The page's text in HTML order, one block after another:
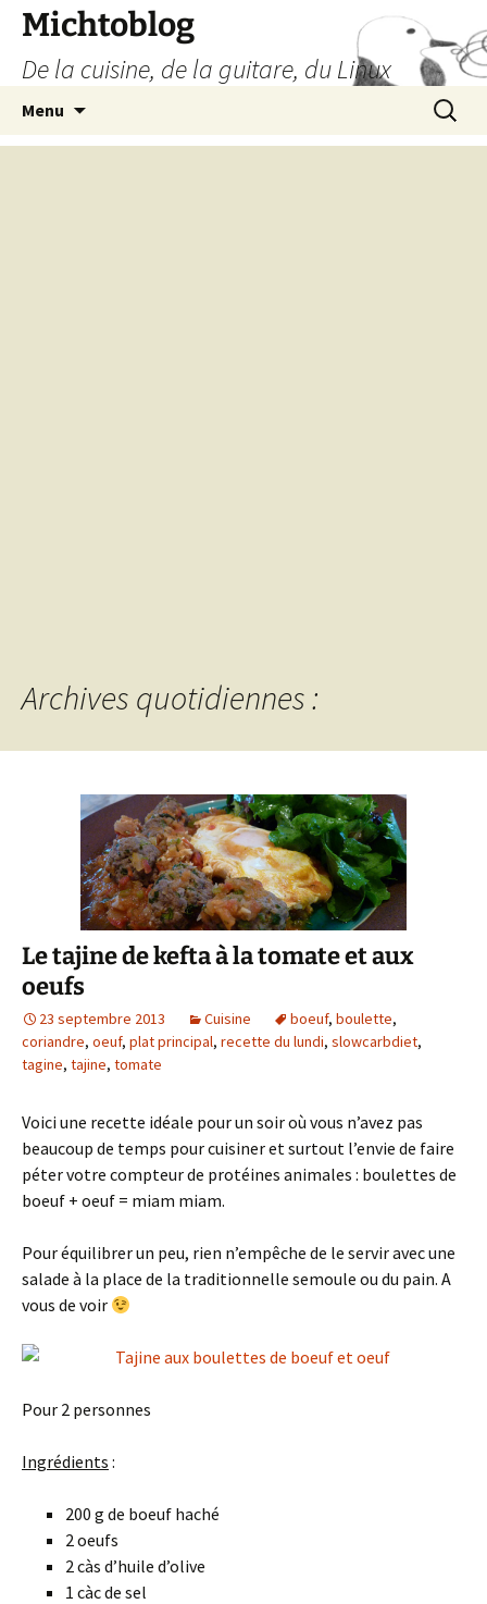
Aller
contenu
Michtoblog
De la cuisine, de la guitare, du Linux
Menu
Archives quotidiennes :
Le tajine de kefta à la tomate et aux
oeufs
23 septembre 2013 Cuisine boeuf, boulette,
coriandre, oeuf, plat principal, recette du lundi, slowcarbdiet,
tagine, tajine, tomate
Voici une recette idéale pour un soir où vous n’avez pas
beaucoup de temps pour cuisiner et surtout l’envie de faire
péter votre compteur de protéines animales : boulettes de
boeuf + oeuf = miam miam.
Pour équilibrer un peu, rien n’empêche de le servir avec une
salade à la place de la traditionnelle semoule ou du pain. A
vous de voir
Pour 2 personnes
Ingrédients :
200 g de boeuf haché
2 oeufs
2 càs d’huile d’olive
1 càc de sel